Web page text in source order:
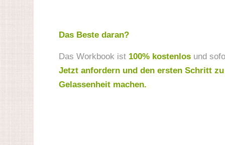
Das Beste daran?
Das Workbook ist 100% kostenlos und
Jetzt anfordern und den ersten Schritt
Gelassenheit machen.